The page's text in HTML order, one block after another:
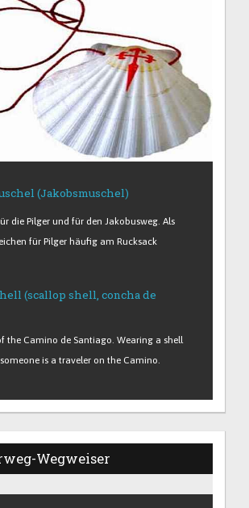
(Jakobsmuschel)
die Pilger und für den Jakobusweg. Als
für Pilger häufig am Rucksack
(scallop shell, concha de
the Camino de Santiago. Wearing a shell
is a traveler on the Camino.
Wegweiser